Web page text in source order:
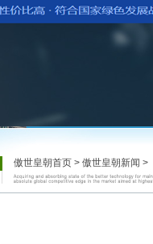
傲世皇朝首页 > 傲世皇朝新闻 >